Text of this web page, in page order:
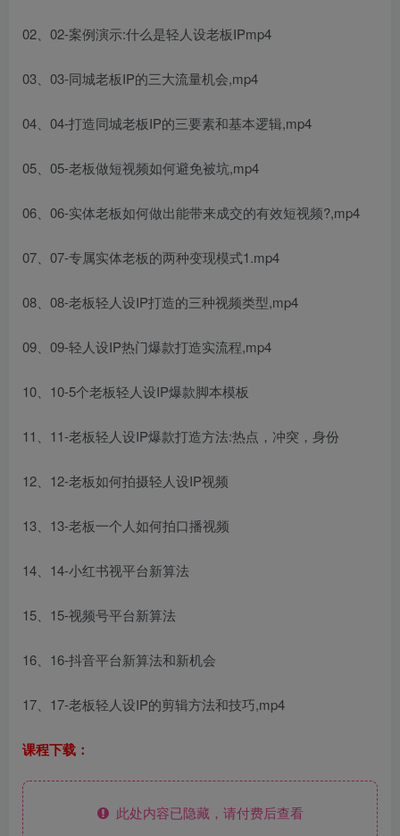
02、02-案例演示:什么是轻人设老板IPmp4
03、03-同城老板IP的三大流量机会,mp4
04、04-打造同城老板IP的三要素和基本逻辑,mp4
05、05-老板做短视频如何避免被坑,mp4
06、06-实体老板如何做出能带来成交的有效短视频?,mp4
07、07-专属实体老板的两种变现模式1.mp4
08、08-老板轻人设IP打造的三种视频类型,mp4
09、09-轻人设IP热门爆款打造实流程,mp4
10、10-5个老板轻人设IP爆款脚本模板
11、11-老板轻人设IP爆款打造方法:热点，冲突，身份
12、12-老板如何拍摄轻人设IP视频
13、13-老板一个人如何拍口播视频
14、14-小红书视平台新算法
15、15-视频号平台新算法
16、16-抖音平台新算法和新机会
17、17-老板轻人设IP的剪辑方法和技巧,mp4
课程下载：
此处内容已隐藏，请付费后查看